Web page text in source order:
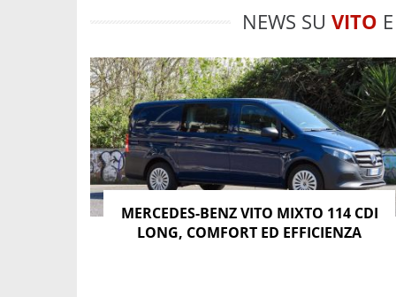
è di 1.327 mm (Compact), 1.326 mm (Long)
1.685 mm per tutte le versioni, mentre la
Il carico utile consentito è di 1.077 kg
vuoto è di 2.023 kg (Compact), 2.074 kg
3.100 kg per tutte le versioni.
Il telaio è a 3 porte per tutte le versioni. Il
e dellaconfigurazione.
Dimensione
Lunghezza (mm)
NEWS SU VITO
MERCEDES-BENZ VITO MIXTO 114 CDI
LONG, COMFORT ED EFFICIENZA